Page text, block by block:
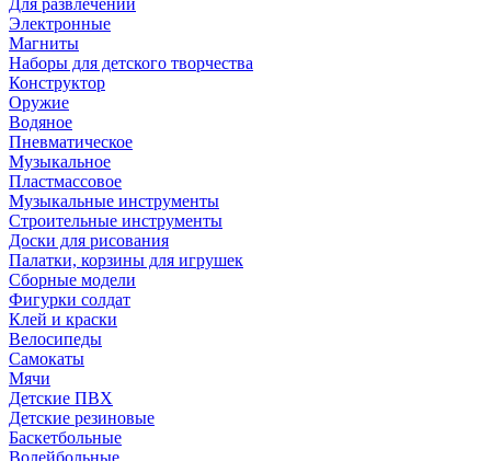
Для развлечений
Электронные
Магниты
Наборы для детского творчества
Конструктор
Оружие
Водяное
Пневматическое
Музыкальное
Пластмассовое
Музыкальные инструменты
Строительные инструменты
Доски для рисования
Палатки, корзины для игрушек
Сборные модели
Фигурки солдат
Клей и краски
Велосипеды
Самокаты
Мячи
Детские ПВХ
Детские резиновые
Баскетбольные
Волейбольные